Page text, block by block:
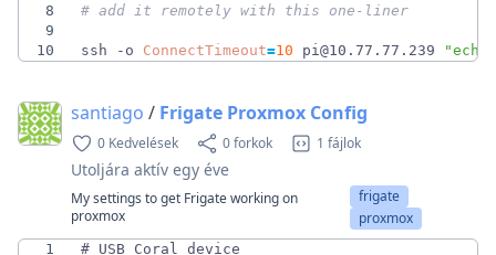
8
# add it remotely with this one-liner
9
10
ssh -o ConnectTimeout=10 pi@10.77.77.239
santiago / Frigate Proxmox Config
0 Kedvelések 0 forkok 1 fájlok
Utoljára aktív egy éve
My settings to get Frigate working on
proxmox
frigate
proxmox
1